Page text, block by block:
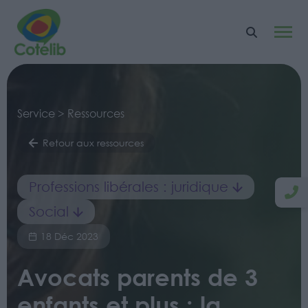
Service > Ressources
Retour aux ressources
Professions libérales : juridique
Social
18 Déc 2023
Avocats parents de 3